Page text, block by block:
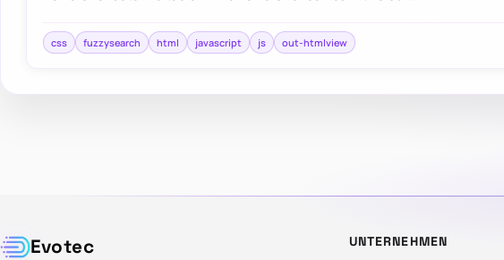
css fuzzysearch html javascript js out-htmlview
Evotec UNTERNEHMEN